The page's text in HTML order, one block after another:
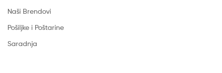
Naši Brendovi
Pošiljke i Poštarine
Saradnja